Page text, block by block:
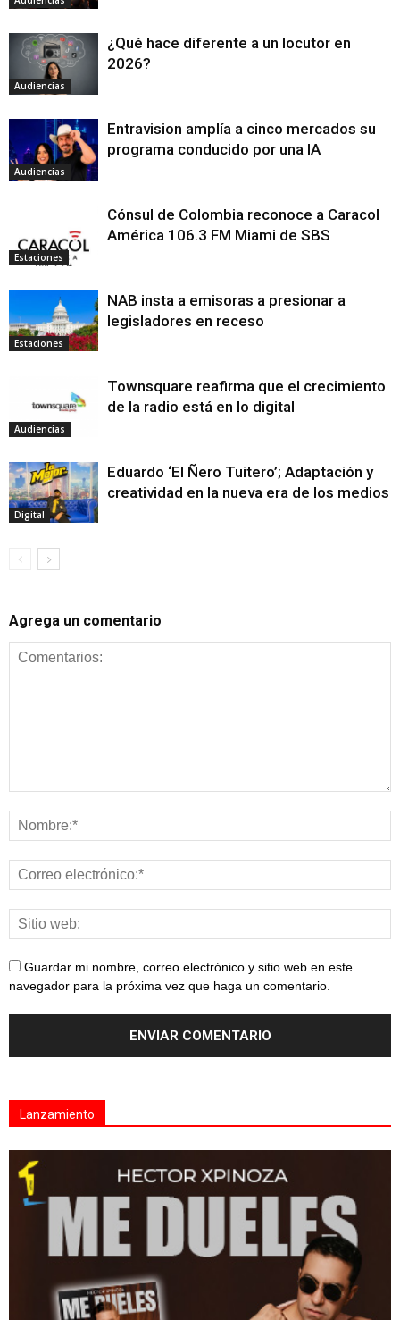
Audiencias
¿Qué hace diferente a un locutor en
2026?
Audiencias
Entravision amplía a cinco mercados su
programa conducido por una IA
Estaciones
Cónsul de Colombia reconoce a Caracol
América 106.3 FM Miami de SBS
Estaciones
NAB insta a emisoras a presionar a
legisladores en receso
Audiencias
Townsquare reafirma que el crecimiento
de la radio está en lo digital
Digital
Eduardo ‘El Ñero Tuitero’; Adaptación y
creatividad en la nueva era de los medios
Agrega un comentario
Guardar mi nombre, correo electrónico y sitio web en este
navegador para la próxima vez que haga un comentario.
Lanzamiento